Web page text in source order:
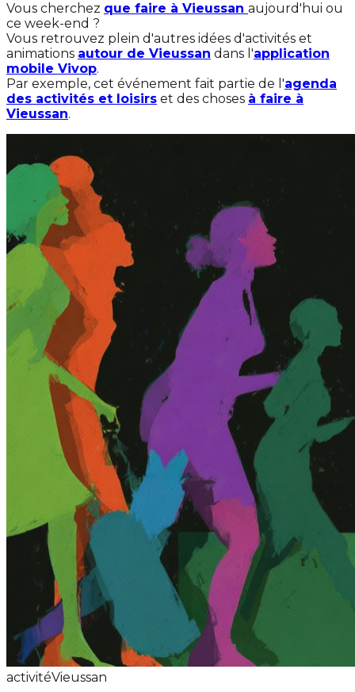
Vous cherchez que faire à Vieussan aujourd'hui ou
ce week-end ?
Vous retrouvez plein d'autres idées d'activités et
animations autour de Vieussan dans l'application
mobile Vivop.
Par exemple, cet événement fait partie de l'agenda
des activités et loisirs et des choses à faire à
Vieussan.
activitéVieussan